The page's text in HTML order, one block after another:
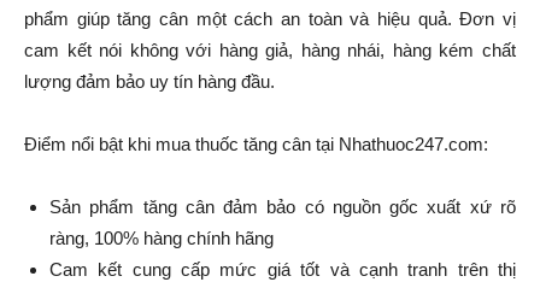
phẩm giúp tăng cân một cách an toàn và hiệu quả. Đơn vị
cam kết nói không với hàng giả, hàng nhái, hàng kém chất
lượng đảm bảo uy tín hàng đầu.
Điểm nổi bật khi mua thuốc tăng cân tại Nhathuoc247.com:
Sản phẩm tăng cân đảm bảo có nguồn gốc xuất xứ rõ
ràng, 100% hàng chính hãng
Cam kết cung cấp mức giá tốt và cạnh tranh trên thị